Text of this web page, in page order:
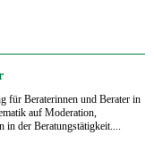
für Beraterinnen und Berater in
auf Moderation,
in der Beratungstätigkeit....